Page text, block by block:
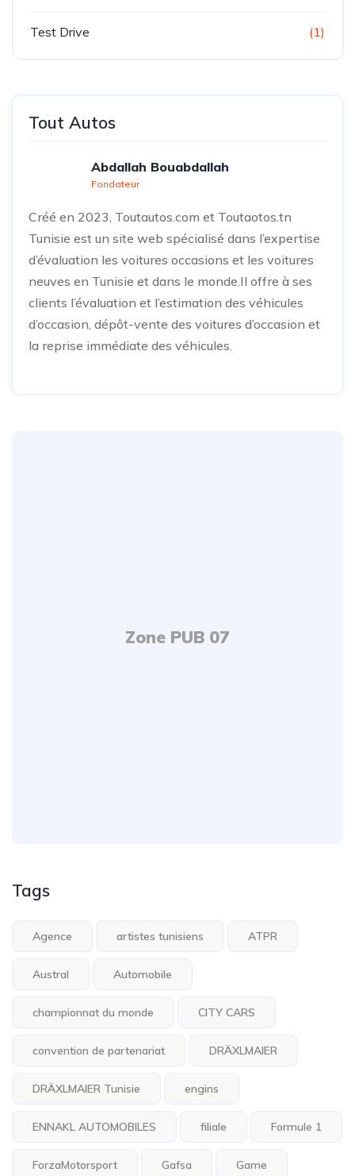
Test Drive (1)
Tout Autos
Abdallah Bouabdallah
Fondateur
Créé en 2023, Toutautos.com et Toutaotos.tn
Tunisie est un site web spécialisé dans l’expertise
d’évaluation les voitures occasions et les voitures
neuves en Tunisie et dans le monde.Il offre à ses
clients l’évaluation et l’estimation des véhicules
d’occasion, dépôt-vente des voitures d’occasion et
la reprise immédiate des véhicules.
Zone PUB 07
Tags
Agence artistes tunisiens ATPR
Austral Automobile
championnat du monde CITY CARS
convention de partenariat DRÄXLMAIER
DRÄXLMAIER Tunisie engins
ENNAKL AUTOMOBILES filiale Formule 1
ForzaMotorsport Gafsa Game